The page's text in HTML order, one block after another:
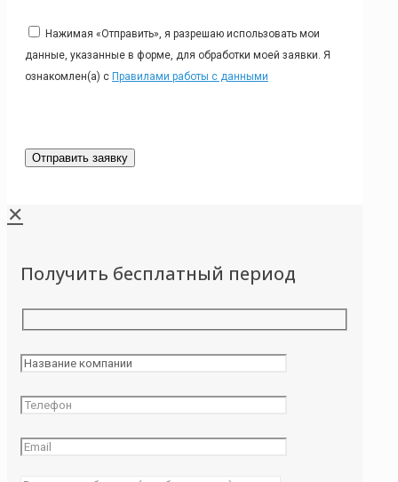
Нажимая «Отправить», я разрешаю использовать мои
данные, указанные в форме, для обработки моей заявки. Я
ознакомлен(а) с Правилами работы с данными
✕
Получить бесплатный период